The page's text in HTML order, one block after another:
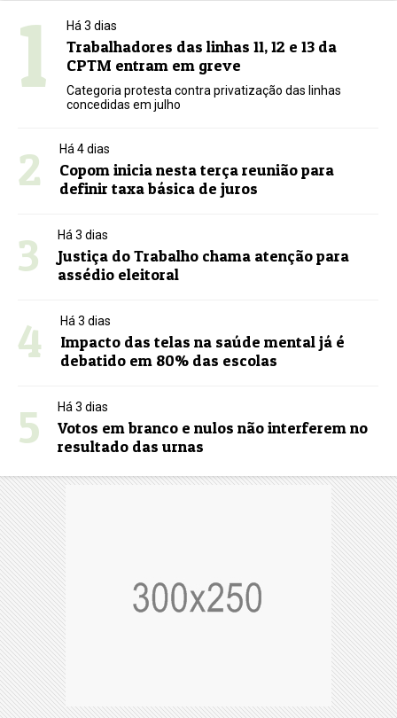
1 Há 3 dias
Trabalhadores das linhas 11, 12 e 13 da
CPTM entram em greve
Categoria protesta contra privatização das linhas
concedidas em julho
2 Há 4 dias
Copom inicia nesta terça reunião para
definir taxa básica de juros
3 Há 3 dias
Justiça do Trabalho chama atenção para
assédio eleitoral
4 Há 3 dias
Impacto das telas na saúde mental já é
debatido em 80% das escolas
5 Há 3 dias
Votos em branco e nulos não interferem no
resultado das urnas